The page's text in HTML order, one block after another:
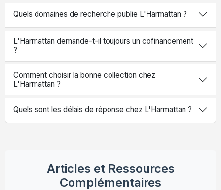
Quels domaines de recherche publie L'Harmattan ?
L'Harmattan demande-t-il toujours un cofinancement
?
Comment choisir la bonne collection chez
L'Harmattan ?
Quels sont les délais de réponse chez L'Harmattan ?
Articles et Ressources
Complémentaires